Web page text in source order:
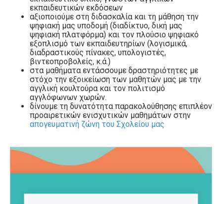
εκπαιδευτικών εκδόσεων
αξιοποιούμε στη διδασκαλία και τη μάθηση την
ψηφιακή μας υποδομή (διαδίκτυο, δική μας
ψηφιακή πλατφόρμα) και τον πλούσιο ψηφιακό
εξοπλισμό των εκπαιδευτηρίων (λογισμικά,
διαδραστικούς πίνακες, υπολογιστές,
βιντεοπροβολείς, κ.ά.)
στα μαθήματα εντάσσουμε δραστηριότητες με
στόχο την εξοικείωση των μαθητών μας με την
αγγλική κουλτούρα και τον πολιτισμό
αγγλόφωνων χωρών.
δίνουμε τη δυνατότητα παρακολούθησης επιπλέον
προαιρετικών ενισχυτικών μαθημάτων στην
απογευματινή ζώνη του Σχολείου μας